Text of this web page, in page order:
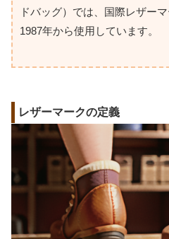
ドバッグ）では、国際レザー
1987年から使用しています。
レザーマークの定義